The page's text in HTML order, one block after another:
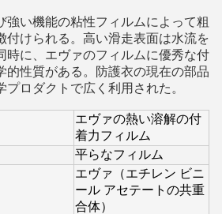
強い機能の粘性フィルムによって粗
付けられる。高い滑走表面は水流を
時に、エヴァのフィルムに優秀な付
的性質がある。防護衣の現在の部品
ロダクトで広く利用された。
エヴァの熱い溶解の付
着力フィルム
平らなフィルム
エヴァ（エチレン ビニ
ール アセテートの共重
合体）